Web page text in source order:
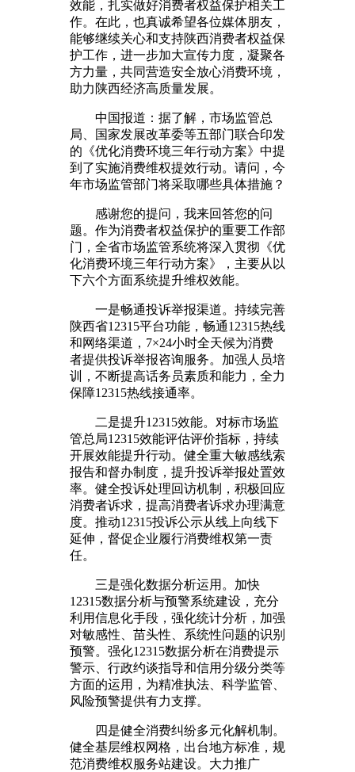
效能，扎实做好消费者权益保护相关工
作。在此，也真诚希望各位媒体朋友，
能够继续关心和支持陕西消费者权益保
护工作，进一步加大宣传力度，凝聚各
方力量，共同营造安全放心消费环境，
助力陕西经济高质量发展。
中国报道：据了解，市场监管总
局、国家发展改革委等五部门联合印发
的《优化消费环境三年行动方案》中提
到了实施消费维权提效行动。请问，今
年市场监管部门将采取哪些具体措施？
感谢您的提问，我来回答您的问
题。作为消费者权益保护的重要工作部
门，全省市场监管系统将深入贯彻《优
化消费环境三年行动方案》，主要从以
下六个方面系统提升维权效能。
一是畅通投诉举报渠道。持续完善
陕西省12315平台功能，畅通12315热线
和网络渠道，7×24小时全天候为消费
者提供投诉举报咨询服务。加强人员培
训，不断提高话务员素质和能力，全力
保障12315热线接通率。
二是提升12315效能。对标市场监
管总局12315效能评估评价指标，持续
开展效能提升行动。健全重大敏感线索
报告和督办制度，提升投诉举报处置效
率。健全投诉处理回访机制，积极回应
消费者诉求，提高消费者诉求办理满意
度。推动12315投诉公示从线上向线下
延伸，督促企业履行消费维权第一责
任。
三是强化数据分析运用。加快
12315数据分析与预警系统建设，充分
利用信息化手段，强化统计分析，加强
对敏感性、苗头性、系统性问题的识别
预警。强化12315数据分析在消费提示
警示、行政约谈指导和信用分级分类等
方面的运用，为精准执法、科学监管、
风险预警提供有力支撑。
四是健全消费纠纷多元化解机制。
健全基层维权网格，出台地方标准，规
范消费维权服务站建设。大力推广